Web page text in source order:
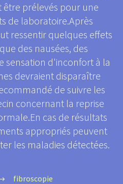
prélevés pour une
de laboratoire.Après
ressentir quelques effets
des nausées, des
sensation d'inconfort à la
devraient disparaître
de suivre les
concernant la reprise
cas de résultats
appropriés peuvent
les maladies détectées.
fibroscopie